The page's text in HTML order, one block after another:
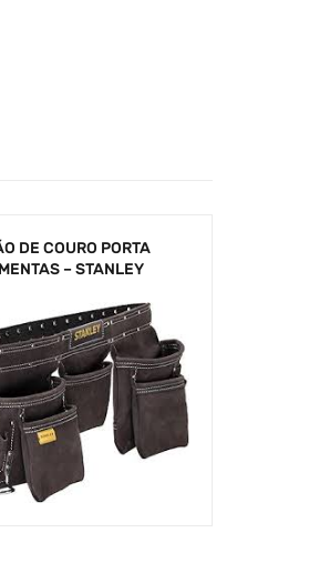
DE COURO PORTA
– STANLEY